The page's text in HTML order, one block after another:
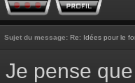
Sujet du message: Re: Idées pour le
Je pense